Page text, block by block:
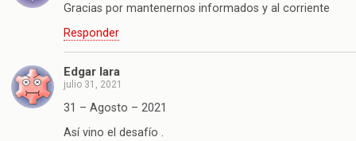
Gracias por mantenernos informados y al corriente
Responder
Edgar lara
julio 31, 2021
31 – Agosto – 2021
Así vino el desafío .